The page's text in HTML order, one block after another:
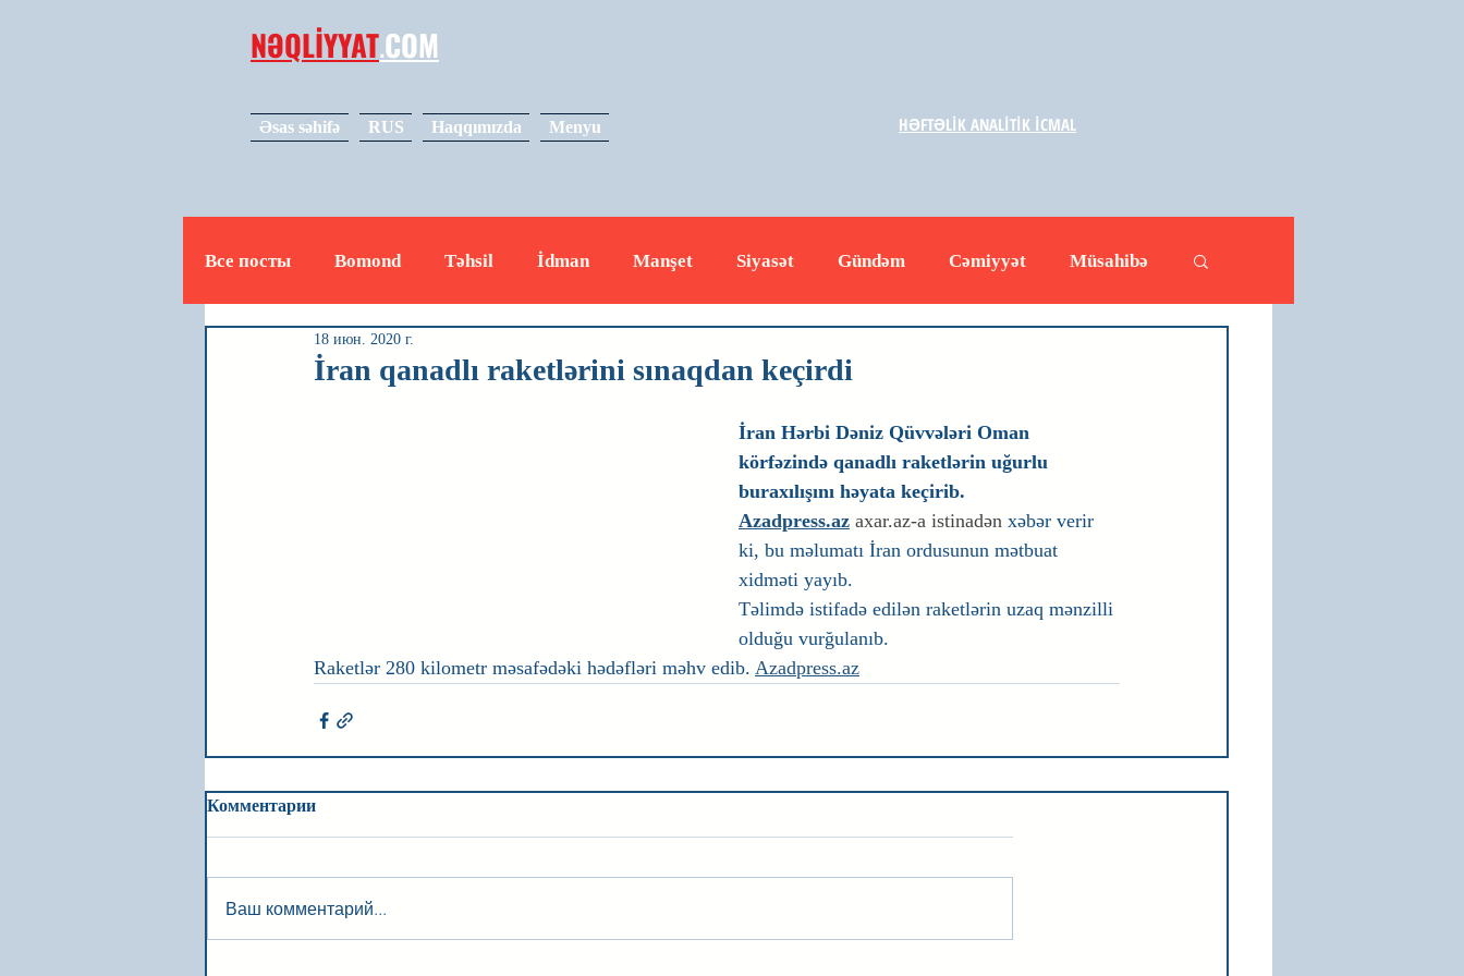
NƏQLİYYAT.COM
Əsas səhifə RUS Haqqımızda Menyu
Все посты Bomond Təhsil İdman Manşet Siyasət Gündəm Cəmiyyət Müsahibə
Video
İran qanadlı raketlərini sınaqdan keçirdi
18 июн. 2020 г.
İran Hərbi Dəniz Qüvvələri Oman
körfəzində qanadlı raketlərin uğurlu
buraxılışını həyata keçirib.
Azadpress.az axar.az-a istinadən xəbər verir
ki, bu məlumatı İran ordusunun mətbuat
xidməti yayıb.
Təlimdə istifadə edilən raketlərin uzaq mənzilli
olduğu vurğulanıb.
Raketlər 280 kilometr məsafədəki hədəfləri məhv edib. Azadpress.az
Комментарии
Ваш комментарий...
HƏFTƏLİK ANALİTİK İCMAL